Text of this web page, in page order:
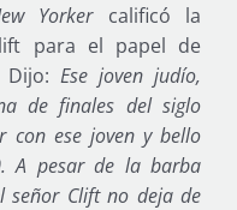
Yorkercalificó la
para el papel de
Dijo:Ese joven judío,
de finales del siglo
con ese joven y bello
A pesar de la barba
señor Clift no deja de